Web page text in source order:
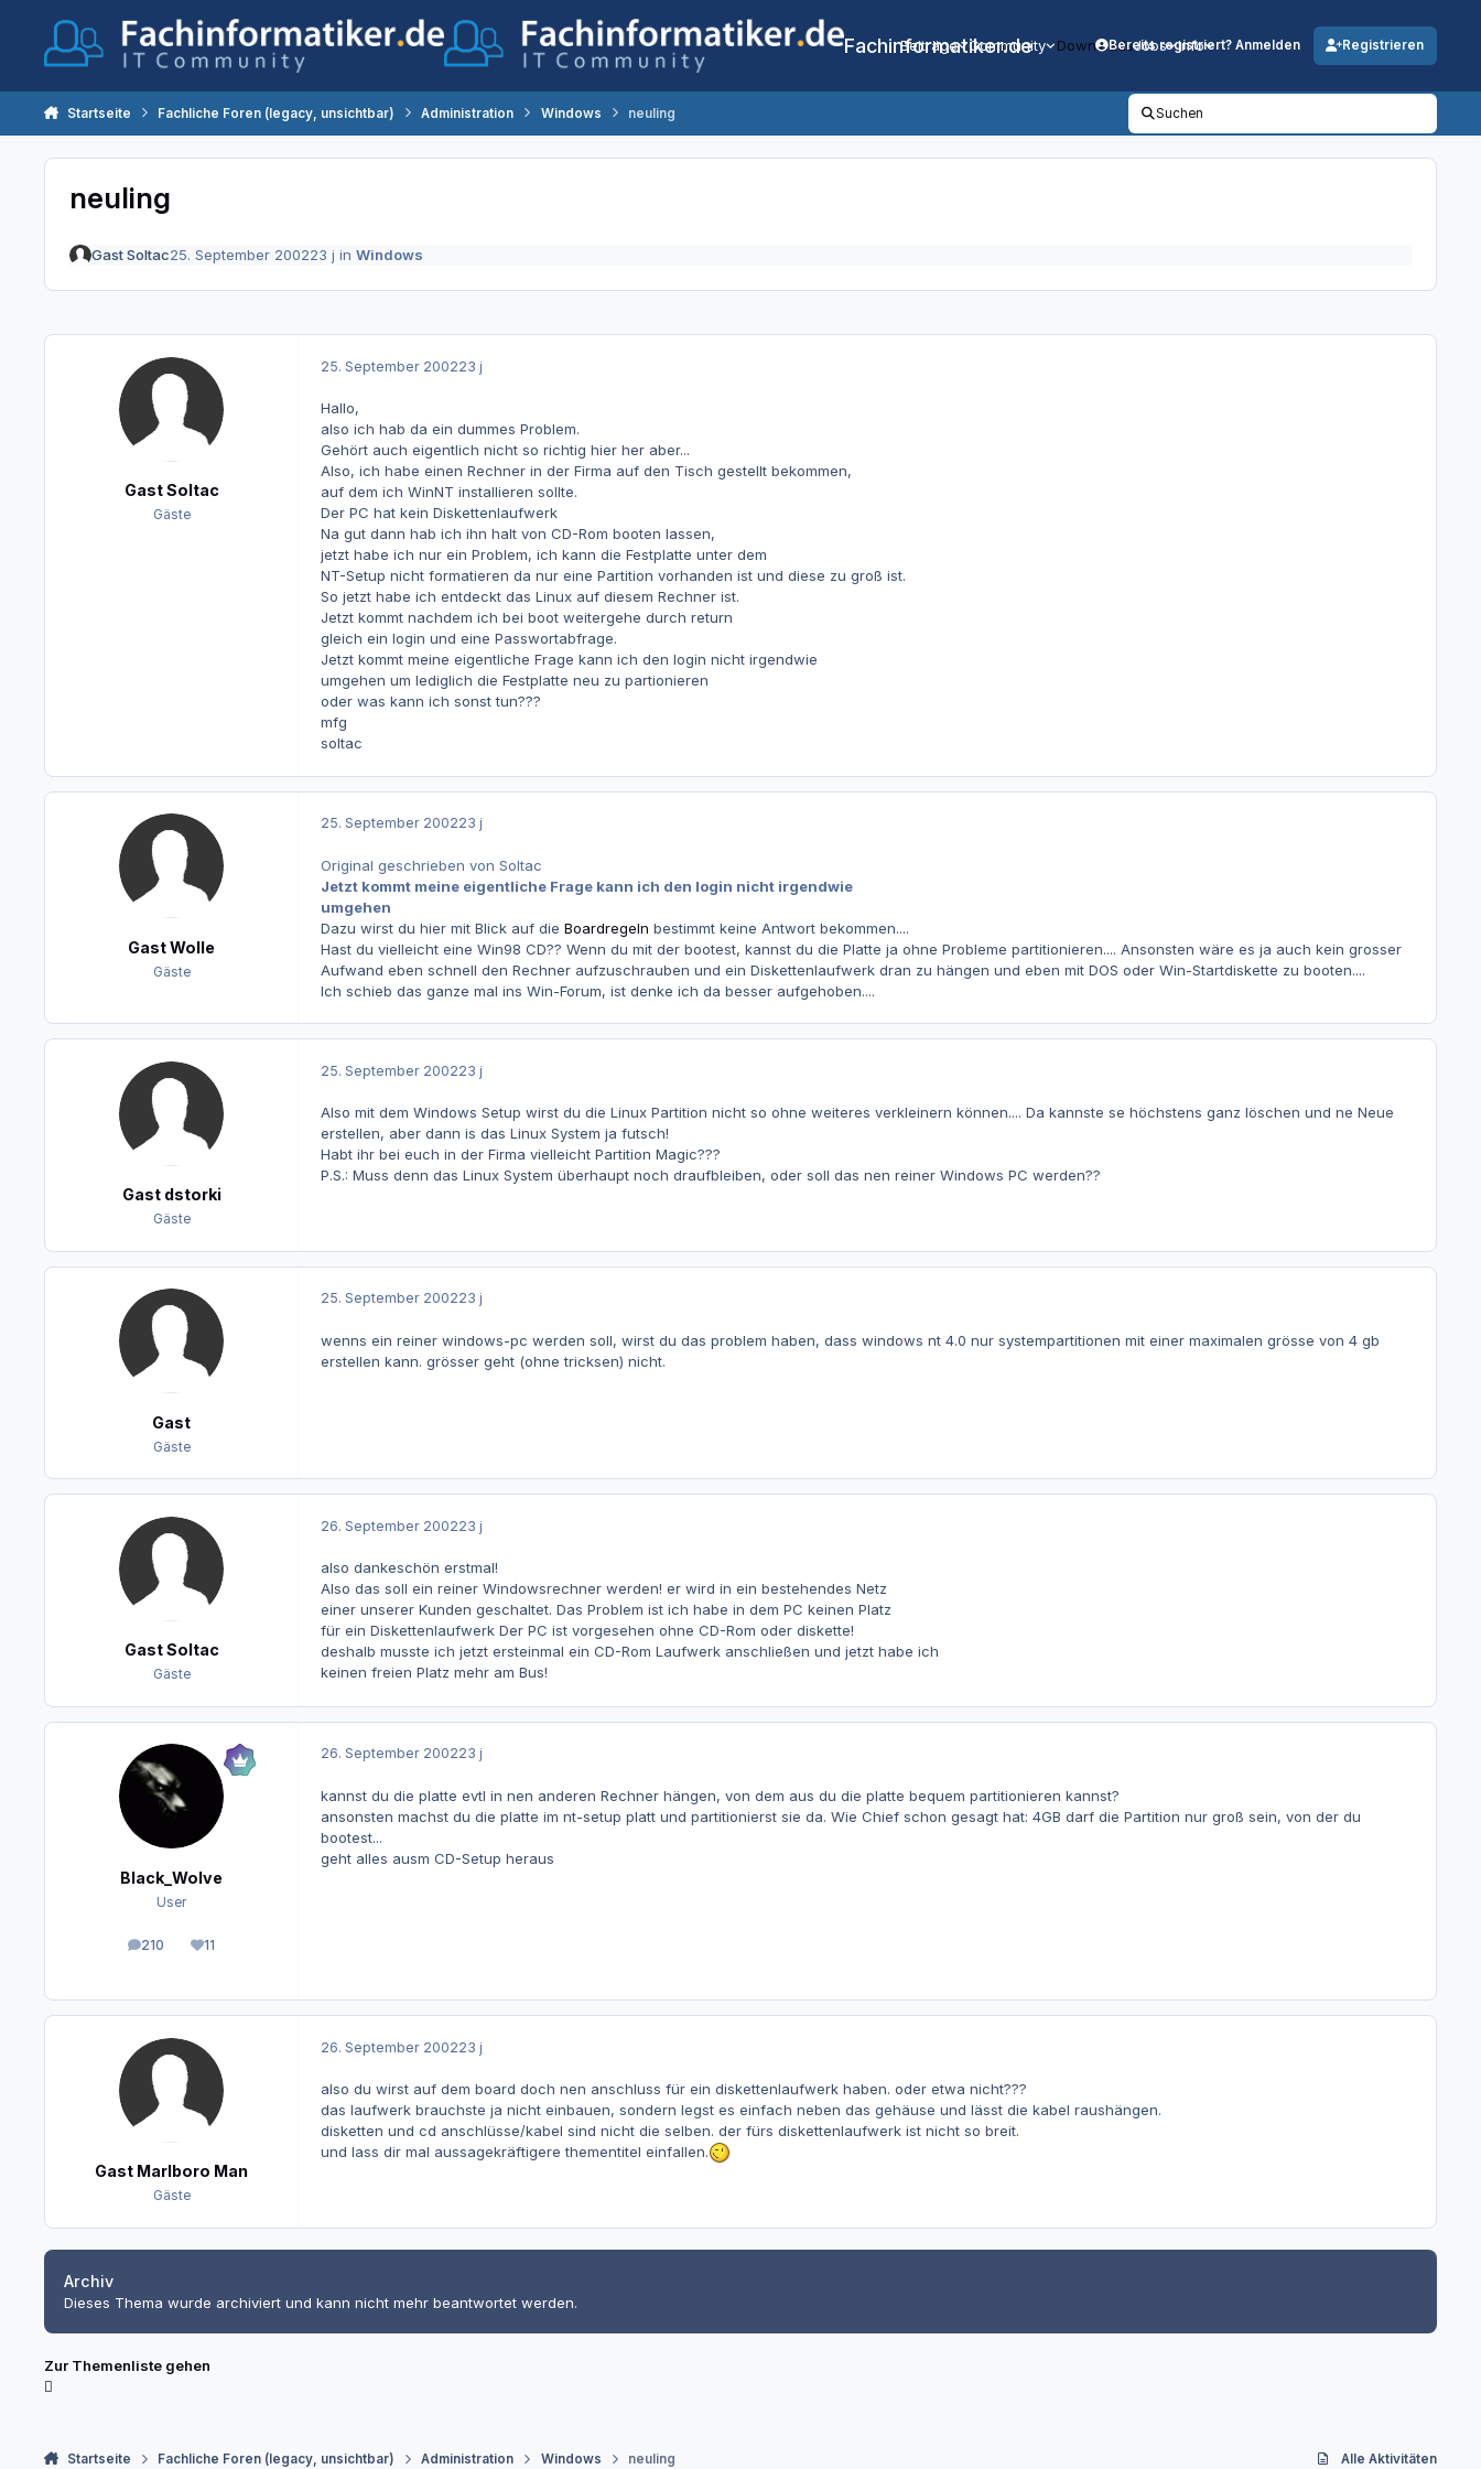
Fachinformatiker.de
Beiträge Community DownloadsJobs Info
Bereits registriert? Anmelden Registrieren
Startseite Fachliche Foren (legacy, unsichtbar) Administration Windows neuling Suchen
neuling
Gast Soltac25. September 200223 j in Windows
Gast Soltac
Gäste
25. September 200223 j
Hallo,
also ich hab da ein dummes Problem.
Gehört auch eigentlich nicht so richtig hier her aber...
Also, ich habe einen Rechner in der Firma auf den Tisch gestellt bekommen,
auf dem ich WinNT installieren sollte.
Der PC hat kein Diskettenlaufwerk
Na gut dann hab ich ihn halt von CD-Rom booten lassen,
jetzt habe ich nur ein Problem, ich kann die Festplatte unter dem
NT-Setup nicht formatieren da nur eine Partition vorhanden ist und diese zu groß ist.
So jetzt habe ich entdeckt das Linux auf diesem Rechner ist.
Jetzt kommt nachdem ich bei boot weitergehe durch return
gleich ein login und eine Passwortabfrage.
Jetzt kommt meine eigentliche Frage kann ich den login nicht irgendwie
umgehen um lediglich die Festplatte neu zu partionieren
oder was kann ich sonst tun???
mfg
soltac
Gast Wolle
Gäste
25. September 200223 j
Original geschrieben von Soltac
Jetzt kommt meine eigentliche Frage kann ich den login nicht irgendwie
umgehen
Dazu wirst du hier mit Blick auf die Boardregeln bestimmt keine Antwort bekommen....
Hast du vielleicht eine Win98 CD?? Wenn du mit der bootest, kannst du die Platte ja ohne Probleme partitionieren.... Ansonsten wäre es ja auch kein grosser
Aufwand eben schnell den Rechner aufzuschrauben und ein Diskettenlaufwerk dran zu hängen und eben mit DOS oder Win-Startdiskette zu booten....
Ich schieb das ganze mal ins Win-Forum, ist denke ich da besser aufgehoben....
Gast dstorki
Gäste
25. September 200223 j
Also mit dem Windows Setup wirst du die Linux Partition nicht so ohne weiteres verkleinern können.... Da kannste se höchstens ganz löschen und ne Neue
erstellen, aber dann is das Linux System ja futsch!
Habt ihr bei euch in der Firma vielleicht Partition Magic???
P.S.: Muss denn das Linux System überhaupt noch draufbleiben, oder soll das nen reiner Windows PC werden??
Gast
Gäste
25. September 200223 j
wenns ein reiner windows-pc werden soll, wirst du das problem haben, dass windows nt 4.0 nur systempartitionen mit einer maximalen grösse von 4 gb
erstellen kann. grösser geht (ohne tricksen) nicht.
Gast Soltac
Gäste
26. September 200223 j
also dankeschön erstmal!
Also das soll ein reiner Windowsrechner werden! er wird in ein bestehendes Netz
einer unserer Kunden geschaltet. Das Problem ist ich habe in dem PC keinen Platz
für ein Diskettenlaufwerk Der PC ist vorgesehen ohne CD-Rom oder diskette!
deshalb musste ich jetzt ersteinmal ein CD-Rom Laufwerk anschließen und jetzt habe ich
keinen freien Platz mehr am Bus!
Black_Wolve
User
210
Beiträge 11
Reputation
26. September 200223 j
kannst du die platte evtl in nen anderen Rechner hängen, von dem aus du die platte bequem partitionieren kannst?
ansonsten machst du die platte im nt-setup platt und partitionierst sie da. Wie Chief schon gesagt hat: 4GB darf die Partition nur groß sein, von der du
bootest...
geht alles ausm CD-Setup heraus
Gast Marlboro Man
Gäste
26. September 200223 j
also du wirst auf dem board doch nen anschluss für ein diskettenlaufwerk haben. oder etwa nicht???
das laufwerk brauchste ja nicht einbauen, sondern legst es einfach neben das gehäuse und lässt die kabel raushängen.
disketten und cd anschlüsse/kabel sind nicht die selben. der fürs diskettenlaufwerk ist nicht so breit.
und lass dir mal aussagekräftigere thementitel einfallen.
Archiv
Dieses Thema wurde archiviert und kann nicht mehr beantwortet werden.
Zur Themenliste gehen
Startseite Fachliche Foren (legacy, unsichtbar) Administration Windows neuling Alle Aktivitäten